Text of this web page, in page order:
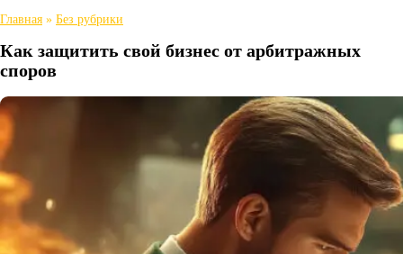
Главная » Без рубрики
Как защитить свой бизнес от арбитражных
споров